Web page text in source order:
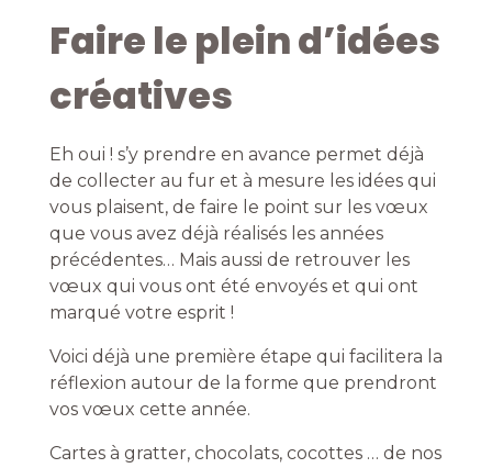
Faire le plein d’idées
créatives
Eh oui ! s’y prendre en avance permet déjà
de collecter au fur et à mesure les idées qui
vous plaisent, de faire le point sur les vœux
que vous avez déjà réalisés les années
précédentes… Mais aussi de retrouver les
vœux qui vous ont été envoyés et qui ont
marqué votre esprit !
Voici déjà une première étape qui facilitera la
réflexion autour de la forme que prendront
vos vœux cette année.
Cartes à gratter, chocolats, cocottes … de nos